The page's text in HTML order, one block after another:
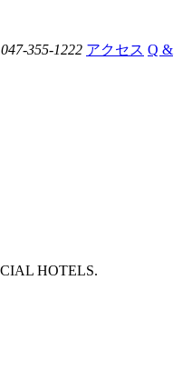
047-355-1222 アクセス Q &
HOTELS.